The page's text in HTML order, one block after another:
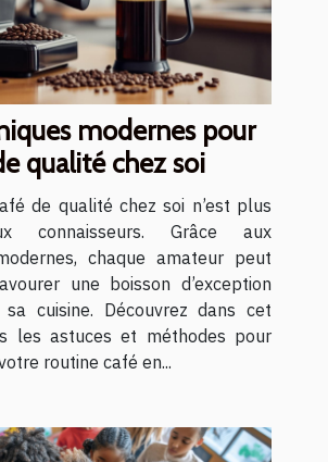
modernes pour
qualité chez soi
de qualité chez soi n’est plus
connaisseurs. Grâce aux
chaque amateur peut
une boisson d’exception
cuisine. Découvrez dans cet
les astuces et méthodes pour
routine café en...